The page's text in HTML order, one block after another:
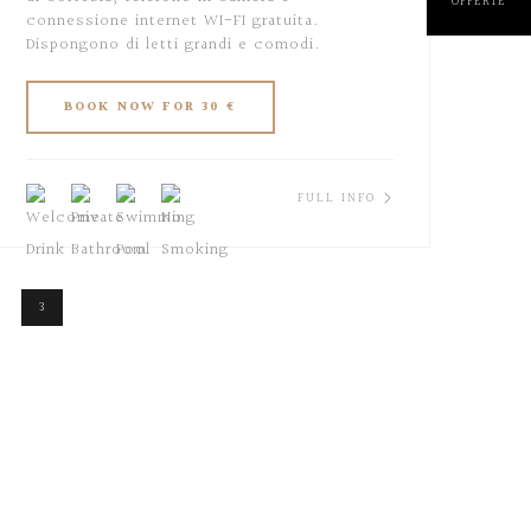
connessione internet WI-FI gratuita.
Dispongono di letti grandi e comodi.
FULL INFO
3